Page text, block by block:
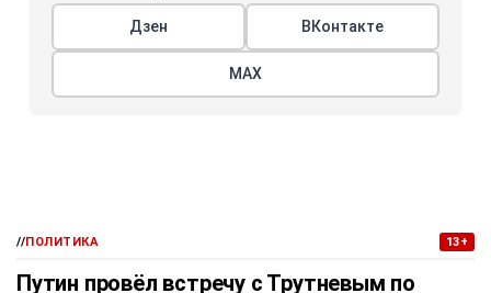
Дзен ВКонтакте
МАХ
//ПОЛИТИКА 13+
Путин провёл встречу с Трутневым по